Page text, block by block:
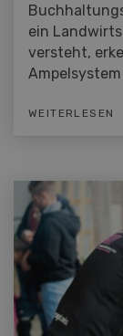
ein
versteht,
Ampelsystem
WEITERLESEN